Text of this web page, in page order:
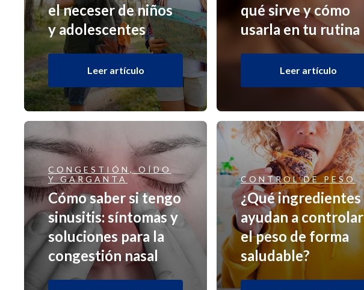
el neceser de niños
y adolescentes
Leer artículo
qué sirve y cómo
usarla en tu rutina
Leer artículo
CONGESTIÓN, OÍDO
Y GARGANTA
Cómo saber si tengo
sinusitis: síntomas y
soluciones para la
congestión nasal
CONTROL DE PESO
¿Qué ingredientes
ayudan a controlar
el peso de forma
saludable?